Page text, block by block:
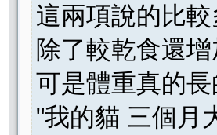
這兩項說的比
除了較乾食還
可是體重真的
"我的貓 三個月